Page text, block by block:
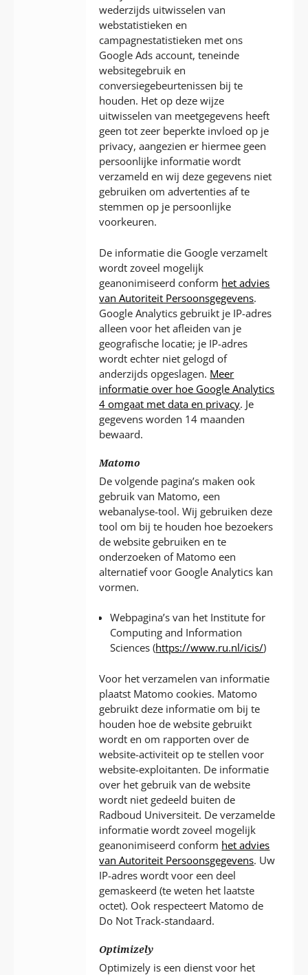
wederzijds uitwisselen van
webstatistieken en
campagnestatistieken met ons
Google Ads account, teneinde
websitegebruik en
conversiegebeurtenissen bij te
houden. Het op deze wijze
uitwisselen van meetgegevens heeft
geen tot zeer beperkte invloed op je
privacy, aangezien er hiermee geen
persoonlijke informatie wordt
verzameld en wij deze gegevens niet
gebruiken om advertenties af te
stemmen op je persoonlijke
voorkeuren.
De informatie die Google verzamelt
wordt zoveel mogelijk
geanonimiseerd conform het advies
van Autoriteit Persoonsgegevens.
Google Analytics gebruikt je IP-adres
alleen voor het afleiden van je
geografische locatie; je IP-adres
wordt echter niet gelogd of
anderzijds opgeslagen. Meer
informatie over hoe Google Analytics
4 omgaat met data en privacy. Je
gegevens worden 14 maanden
bewaard.
Matomo
De volgende pagina’s maken ook
gebruik van Matomo, een
webanalyse-tool. Wij gebruiken deze
tool om bij te houden hoe bezoekers
de website gebruiken en te
onderzoeken of Matomo een
alternatief voor Google Analytics kan
vormen.
Webpagina’s van het Institute for
Computing and Information
Sciences (https://www.ru.nl/icis/)
Voor het verzamelen van informatie
plaatst Matomo cookies. Matomo
gebruikt deze informatie om bij te
houden hoe de website gebruikt
wordt en om rapporten over de
website-activiteit op te stellen voor
website-exploitanten. De informatie
over het gebruik van de website
wordt niet gedeeld buiten de
Radboud Universiteit. De verzamelde
informatie wordt zoveel mogelijk
geanonimiseerd conform het advies
van Autoriteit Persoonsgegevens. Uw
IP-adres wordt voor een deel
gemaskeerd (te weten het laatste
octet). Ook respecteert Matomo de
Do Not Track-standaard.
Optimizely
Optimizely is een dienst voor het